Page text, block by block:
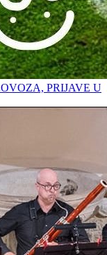
PRIJAVE U